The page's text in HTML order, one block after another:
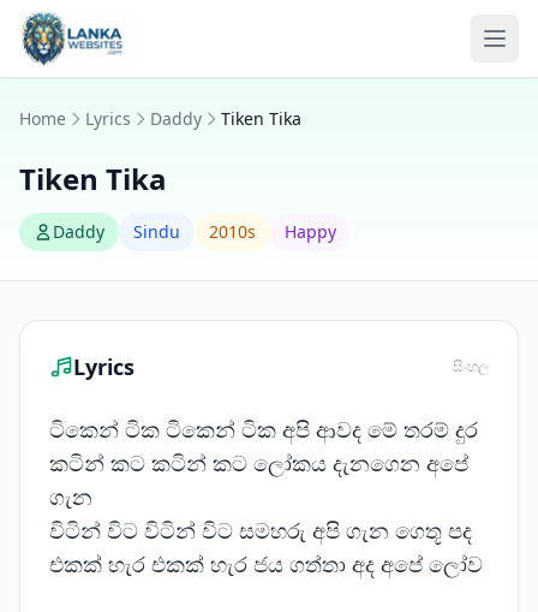
Skip to content
Home Lyrics Daddy Tiken Tika
Tiken Tika
Daddy Sindu 2010s Happy
Lyrics සිංහල
ටිකෙන් ටික ටිකෙන් ටික අපි ආවද මේ තරම් දුර
කටින් කට කටින් කට ලෝකය දැනගෙන අපේ
ගැන
විටින් විට විටින් විට සමහරු අපි ගැන ගෙතූ පද
එකක් හැර එකක් හැර ජය ගත්තා අද අපේ ලෝව